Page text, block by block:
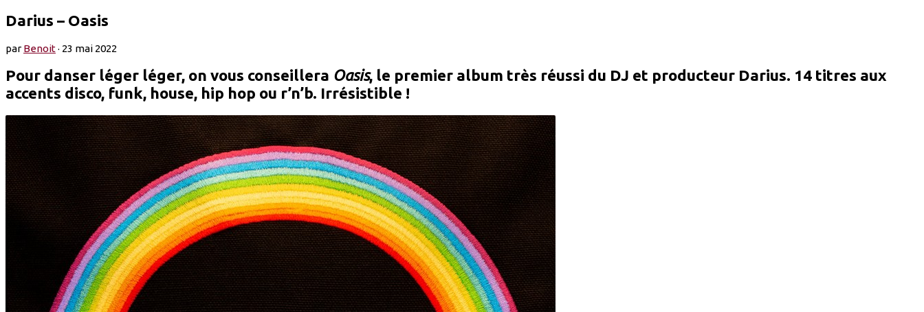
Darius – Oasis
parBenoit· 23 mai 2022
Pour danser léger léger, on vous conseillera Oasis, le premier album très réussi du DJ et producteur Darius. 14 titres aux
accents disco, funk, house, hip hop ou r’n’b. Irrésistible !